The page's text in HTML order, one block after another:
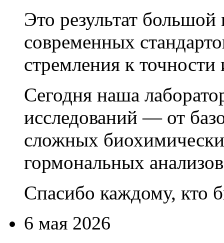
Это результат
современных
стремления к точности
Сегодня наша
исследований — от
сложных
гормональных
Спасибо каждому, кто
6 мая 2026